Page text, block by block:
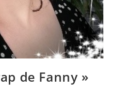
de Fanny »